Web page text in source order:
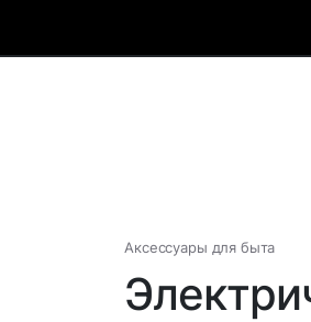
Аксессуары для быта